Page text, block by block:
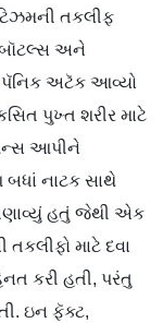
તકલીફ
બૉટલ્સ અને
પૅનિક અટૅક આવ્યો
પુખ્ત શરીર માટે
આપીને
નાટક સાથે
ગણાવ્યું હતું જેથી એક
તકલીફો માટે દવા
કરી હતી, પરંતુ
ઇન ફૅક્ટ,